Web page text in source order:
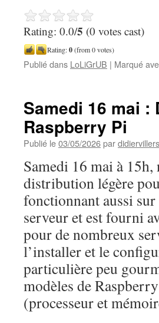
Rating: 0.0/5 (0 votes cast)
Rating:0(from 0 votes)
Publié dans LoLiGrUB | Marqué
Samedi 16 mai :
Raspberry Pi
Publié le03/05/2026pardidiervillers
Samedi 16 mai à
distribution légère
fonctionnant aussi
serveur et est fourni
pour de nombreux
l’installer et le
particulière peu
modèles de
(processeur et